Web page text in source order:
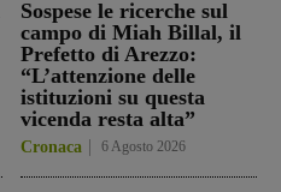
Sospese le ricerche sul
campo di Miah Billal, il
Prefetto di Arezzo:
“L’attenzione delle
istituzioni su questa
vicenda resta alta”
Cronaca 6 Agosto 2026